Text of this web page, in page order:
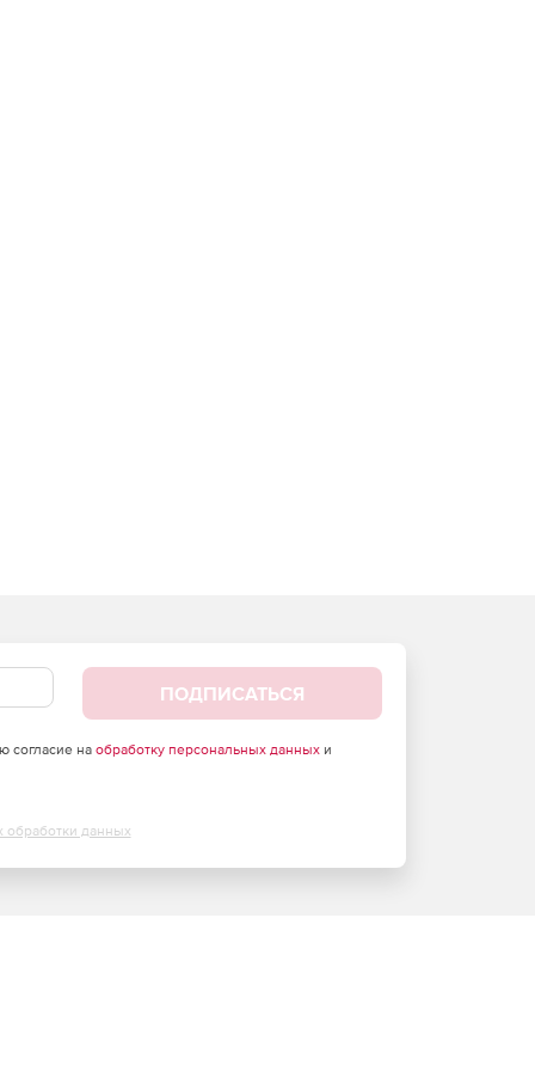
ПОДПИСАТЬСЯ
согласие на обработку персональных данныхи
обработки данных